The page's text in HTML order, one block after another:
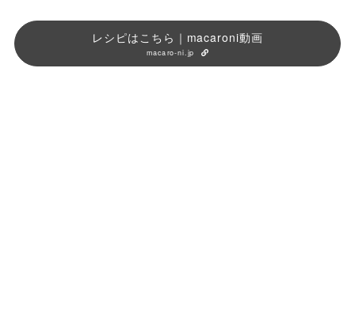
レシピはこちら｜macaroni動画
macaro-ni.jp